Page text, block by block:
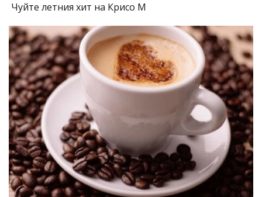
Чуйте летния хит на Крисо М